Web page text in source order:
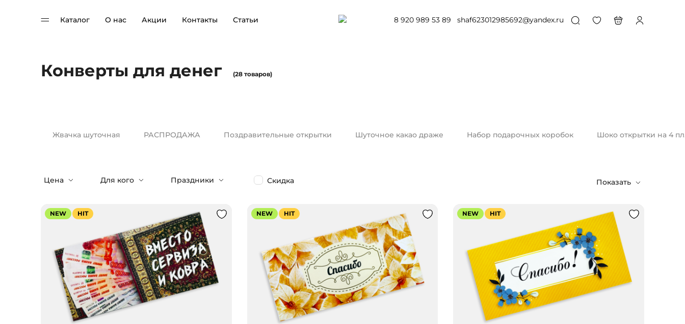
Каталог О нас Акции Контакты Статьи 8 920 989 53 89 shaf623012985692@yandex.ru
Конверты для денег (28 товаров)
Жвачка шуточная РАСПРОДАЖА Поздравительные открытки Шуточное какао драже Набор подарочных коробок Шоко открытки на 4
Цена Для кого Праздники Скидка Показать
NEW HIT NEW HIT NEW HIT